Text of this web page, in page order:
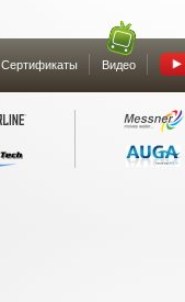
Сертификаты Видео